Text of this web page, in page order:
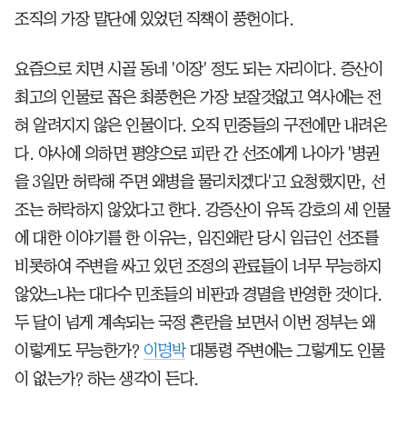
조직의 가장 말단에 있었던 직책이 풍헌이다.
요즘으로 치면 시골 동네 '이장' 정도 되는 자리이다. 증산이
최고의 인물로 꼽은 최풍헌은 가장 보잘것없고 역사에는 전
혀 알려지지 않은 인물이다. 오직 민중들의 구전에만 내려온
다. 야사에 의하면 평양으로 피란 간 선조에게 나아가 '병권
을 3일만 허락해 주면 왜병을 물리치겠다'고 요청했지만, 선
조는 허락하지 않았다고 한다. 강증산이 유독 강호의 세 인물
에 대한 이야기를 한 이유는, 임진왜란 당시 임금인 선조를
비롯하여 주변을 싸고 있던 조정의 관료들이 너무 무능하지
않았느냐는 대다수 민초들의 비판과 경멸을 반영한 것이다.
두 달이 넘게 계속되는 국정 혼란을 보면서 이번 정부는 왜
이렇게도 무능한가? 이명박대통령 주변에는 그렇게도 인물
이 없는가? 하는 생각이 든다.